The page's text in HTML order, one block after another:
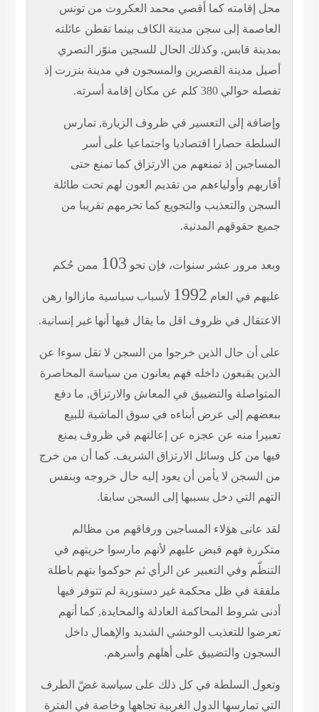
محل إقامته كما أقصي محمد العكروت من تونس
العاصمة إلى سجن مدينة الكاف بينما تقطن عائلته
بمدينة قابس, وكذلك الحال للسجين منوّر النصري
أصيل مدينة القصرين والمسجون في مدينة بنزرت إذ
تفصله حوالي 380 كلم عن مكان إقامة أسرته.
وإضافة إلى التعسير في ظروف الزيارة, تمارس
السلطة حصارا اقتصاديا واجتماعيا على أسر
المساجين إذ تمنعهم من الارتزاق كما تمنع حتى
أقاربهم وأولياءهم من تقديم العون لهم تحت طائلة
السجن والتعذيب والتجويع كما تحرمهم تقريبا من
جميع حقوقهم المدنية.
وبعد مرور عشر سنوات، فإن نحو 103 ممن حُكم
عليهم في العام 1992 لأسباب سياسية مازالوا رهن
الاعتقال في ظروف اقل ما يقال فيها أنها غير إنسانية.
على أن حال الذين خرجوا من السجن لا تقل سوءا عن
الذين يقبعون داخله فهم يعانون من سياسة المحاصرة
المتواصلة والتضييق في المعاش والارتزاق, ما دفع
ببعضهم إلى عرض أبناءه في سوق الماشية للبيع
تعبيرا منه عن عجزه عن إعالتهم في ظروف يمنع
فيها من كل وسائل الارتزاق الشريف. كما أن من خرج
من السجن لا يأمن أن يعود إليه حال خروجه وبنفس
التهم التي دخل بسببها إلى السجن سابقا.
لقد عانى هؤلاء المساجين ورفاقهم من مظالم
متكررة فهم قبض عليهم لأنهم مارسوا حريتهم في
التنظّم وفي التعبير عن الرأي ثم حوكموا بتهم باطلة
ملفقة في ظل محكمة غير دستورية لم تتوفر فيها
أدنى شروط المحاكمة العادلة والمحايدة, كما أنهم
تعرضوا للتعذيب الوحشي الشديد والإهمال داخل
السجون والتضييق على أهلهم وأسرهم.
وتعول السلطة في كل ذلك على سياسة غضّ الطرف
التي تمارسها الدول الغربية تجاهها وخاصة في الفترة